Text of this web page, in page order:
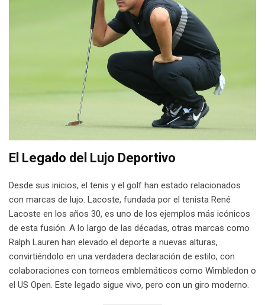
El Legado del Lujo Deportivo
Desde sus inicios, el tenis y el golf han estado relacionados
con marcas de lujo. Lacoste, fundada por el tenista René
Lacoste en los años 30, es uno de los ejemplos más icónicos
de esta fusión. A lo largo de las décadas, otras marcas como
Ralph Lauren han elevado el deporte a nuevas alturas,
convirtiéndolo en una verdadera declaración de estilo, con
colaboraciones con torneos emblemáticos como Wimbledon o
el US Open. Este legado sigue vivo, pero con un giro moderno.